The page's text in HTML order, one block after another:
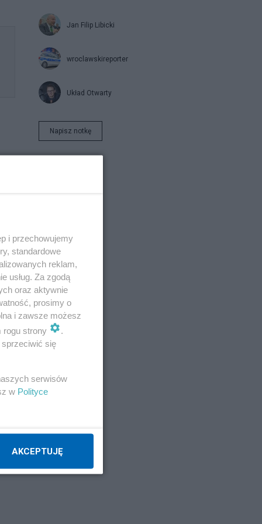
Jan Filip Libicki
wroclawskireporter
Układ Otwarty
Napisz notkę
i przechowujemy
standardowe
reklam,
usług. Za zgodą
oraz aktywnie
prosimy o
i zawsze możesz
rogu strony
.
się
serwisów
w Polityce
AKCEPTUJĘ